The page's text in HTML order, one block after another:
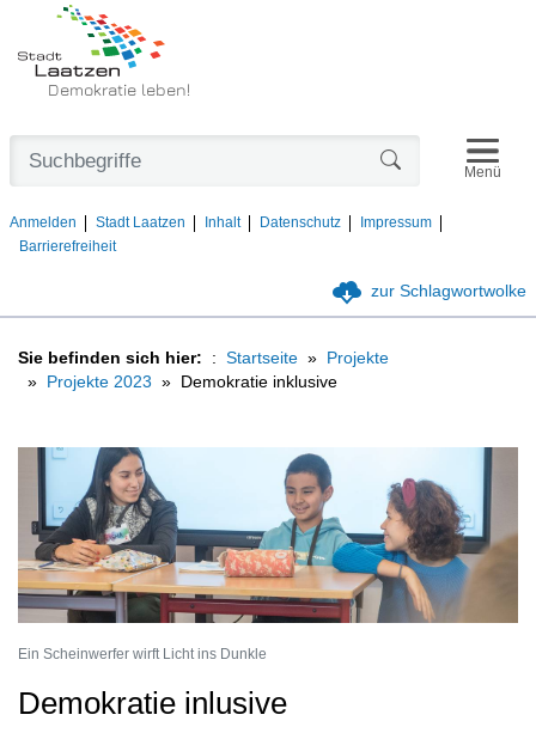
Demokratie leben!
Anmelden Stadt Laatzen Inhalt Datenschutz
Impressum
Barrierefreiheit
Menü
zur Schlagwortwolke
Sie befinden sich hier: Startseite
Projekte
Projekte 2023
Demokratie inklusive
Ein Scheinwerfer wirft Licht ins Dunkle
Demokratie inlusive